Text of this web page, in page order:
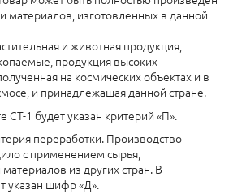
материалов, изготовленных в данной
и животная продукция,
продукция высоких
на космических объектах и в
и принадлежащая данной стране.
СТ-1 будет указан критерий «П».
переработки. Производство
с применением сырья,
из других стран. В
указан шифр «Д».